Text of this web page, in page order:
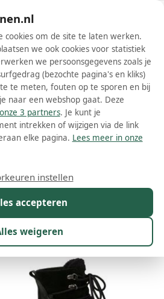
Wis filters Alle filters
dames laarzen
Kleur 1
cookies om de site te laten werken.
we ook cookies voor statistiek
we persoonsgegevens zoals je
(bezochte pagina's en kliks)
te meten, fouten op te sporen en bij
naar een webshop gaat. Deze
onze 3 partners. Je kunt je
intrekken of wijzigen via de link
elke pagina. Lees meer in onze
accepteren
weigeren
instellen